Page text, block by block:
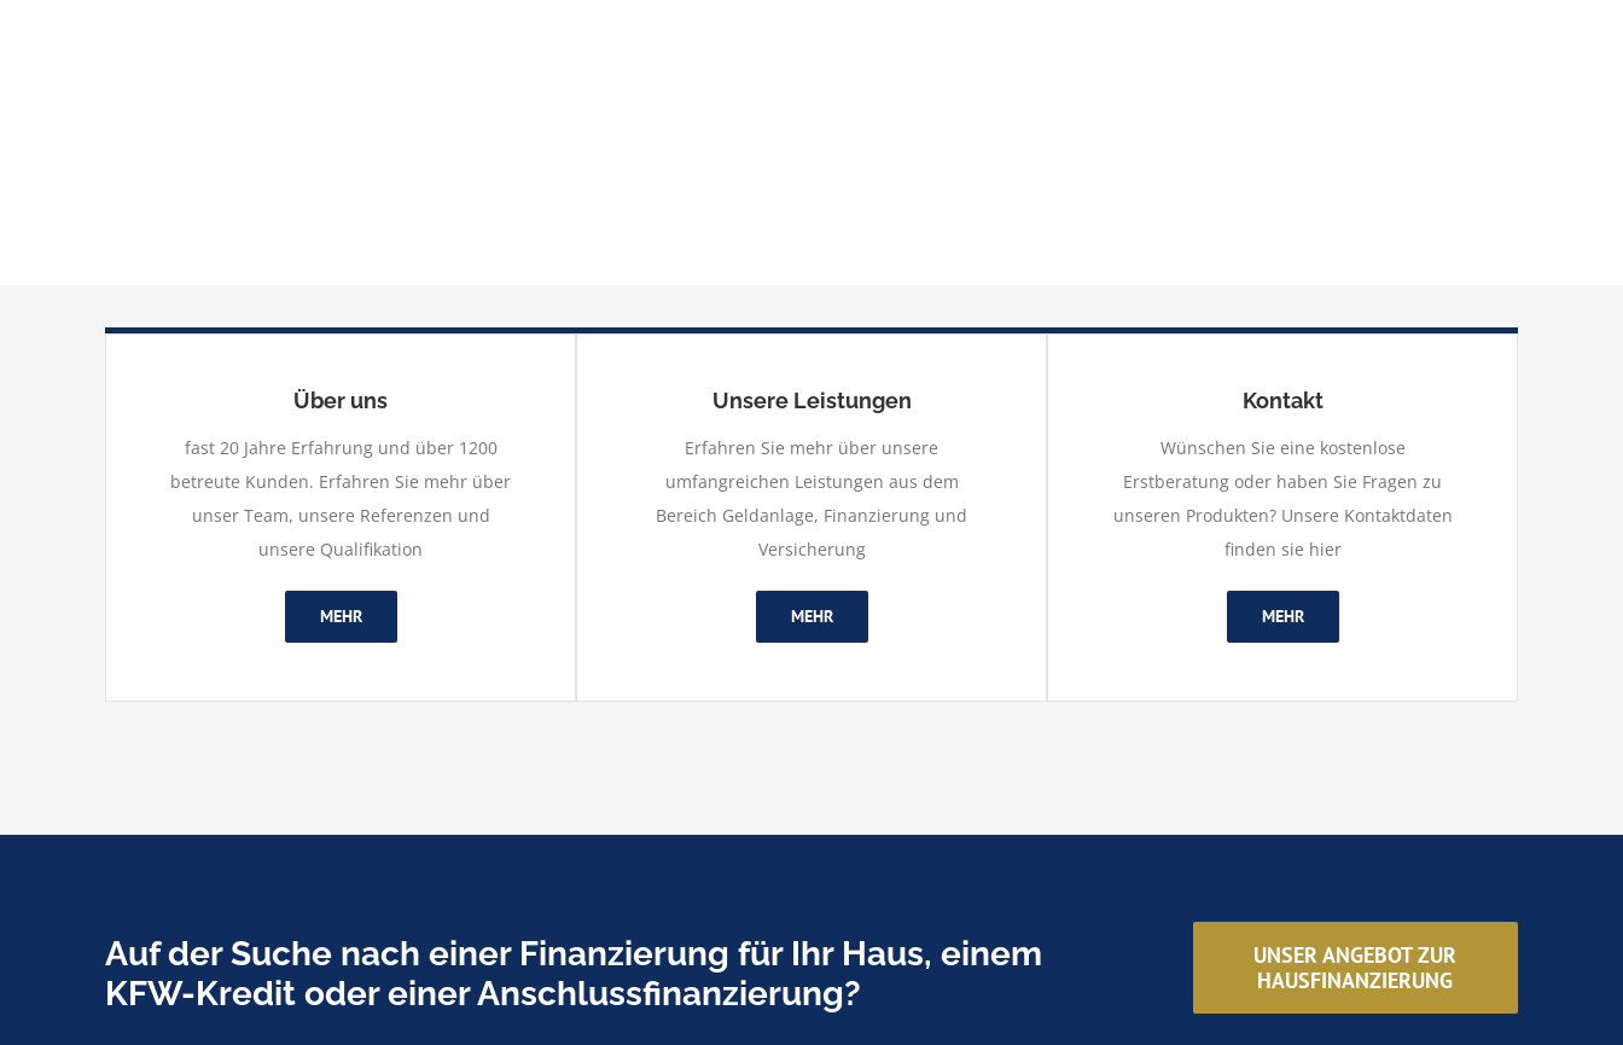
Über uns
fast 20 Jahre Erfahrung und über 1200
betreute Kunden. Erfahren Sie mehr über
unser Team, unsere Referenzen und
unsere Qualifikation
MEHR
Unsere Leistungen
Erfahren Sie mehr über unsere
umfangreichen Leistungen aus dem
Bereich Geldanlage, Finanzierung und
Versicherung
MEHR
Kontakt
Wünschen Sie eine kostenlose
Erstberatung oder haben Sie Fragen zu
unseren Produkten? Unsere Kontaktdaten
finden sie hier
MEHR
Auf der Suche nach einer Finanzierung für Ihr Haus, einem
KFW-Kredit oder einer Anschlussfinanzierung?
UNSER ANGEBOT ZUR
HAUSFINANZIERUNG